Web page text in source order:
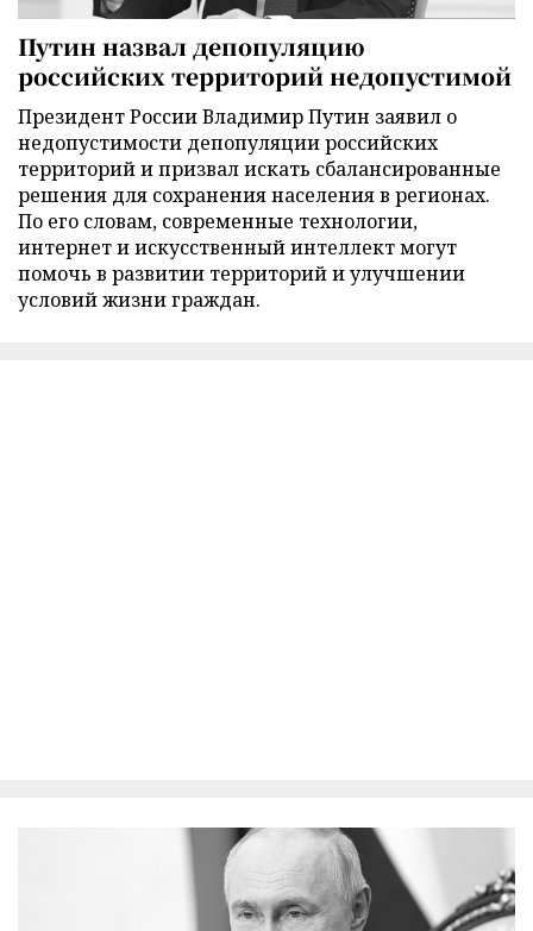
Путин назвал депопуляцию
российских территорий недопустимой
Президент России Владимир Путин заявил о
недопустимости депопуляции российских
территорий и призвал искать сбалансированные
решения для сохранения населения в регионах.
По его словам, современные технологии,
интернет и искусственный интеллект могут
помочь в развитии территорий и улучшении
условий жизни граждан.